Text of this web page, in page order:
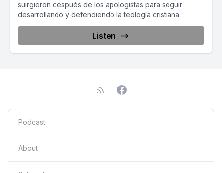
suirgieron después de los apologistas para seguir
desarrollando y defendiendo la teología cristiana.
Listen
Podcast
About